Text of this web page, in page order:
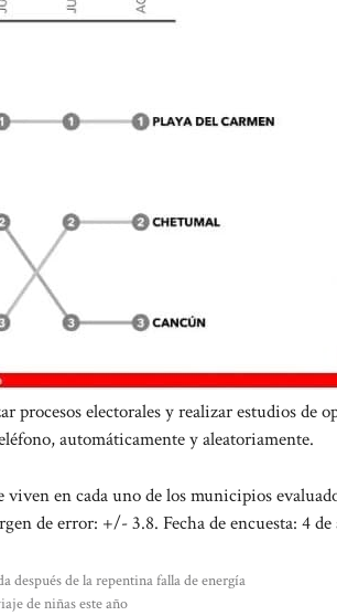
electorales y realizar estudios de
automáticamente y aleatoriamente.
en cada uno de los municipios
de error: +/- 3.8. Fecha de encuesta: 4 de
después de la repentina falla de energía
de niñas este año